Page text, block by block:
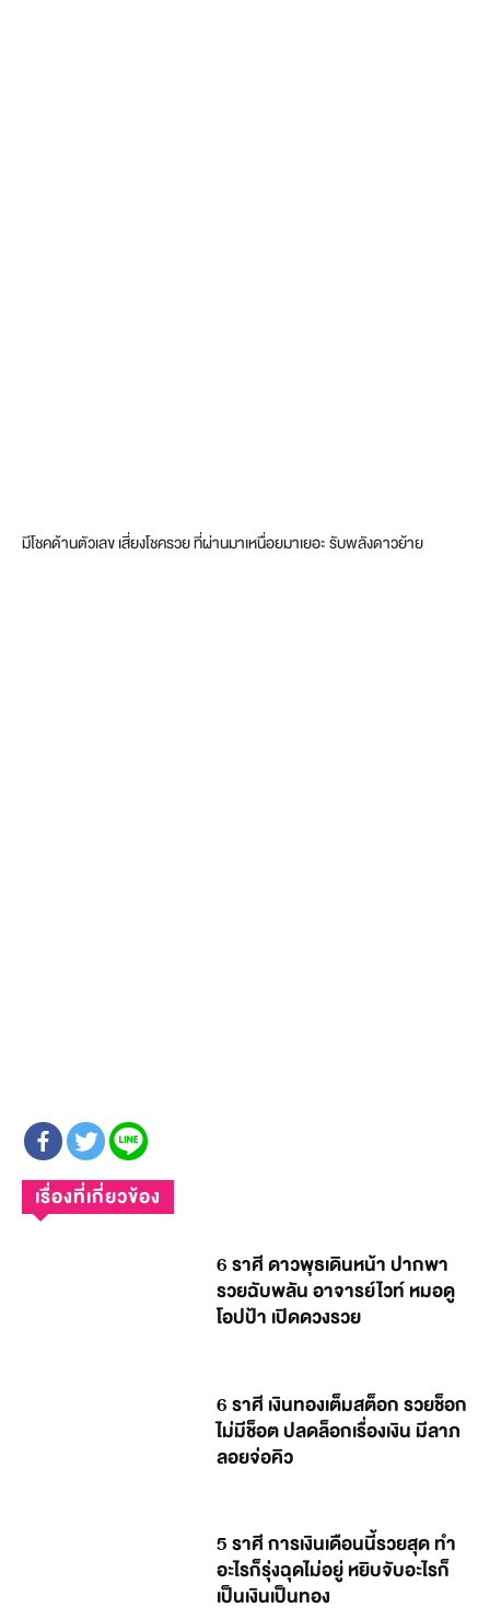
มีโชคด้านตัวเลข เสี่ยงโชครวย ที่ผ่านมาเหนื่อยมาเยอะ รับพลังดาวย้าย
เรื่องที่เกี่ยวข้อง
6 ราศี ดาวพุธเดินหน้า ปากพา
รวยฉับพลัน อาจารย์ไวท์ หมอดู
โอปป้า เปิดดวงรวย
6 ราศี เงินทองเต็มสต็อก รวยช็อก
ไม่มีช็อต ปลดล็อกเรื่องเงิน มีลาภ
ลอยจ่อคิว
5 ราศี การเงินเดือนนี้รวยสุด ทำ
อะไรก็รุ่งฉุดไม่อยู่ หยิบจับอะไรก็
เป็นเงินเป็นทอง